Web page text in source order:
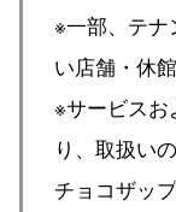
※一部、テナ
い店舗・休
※サービスお
り、取扱い
チョコザッ